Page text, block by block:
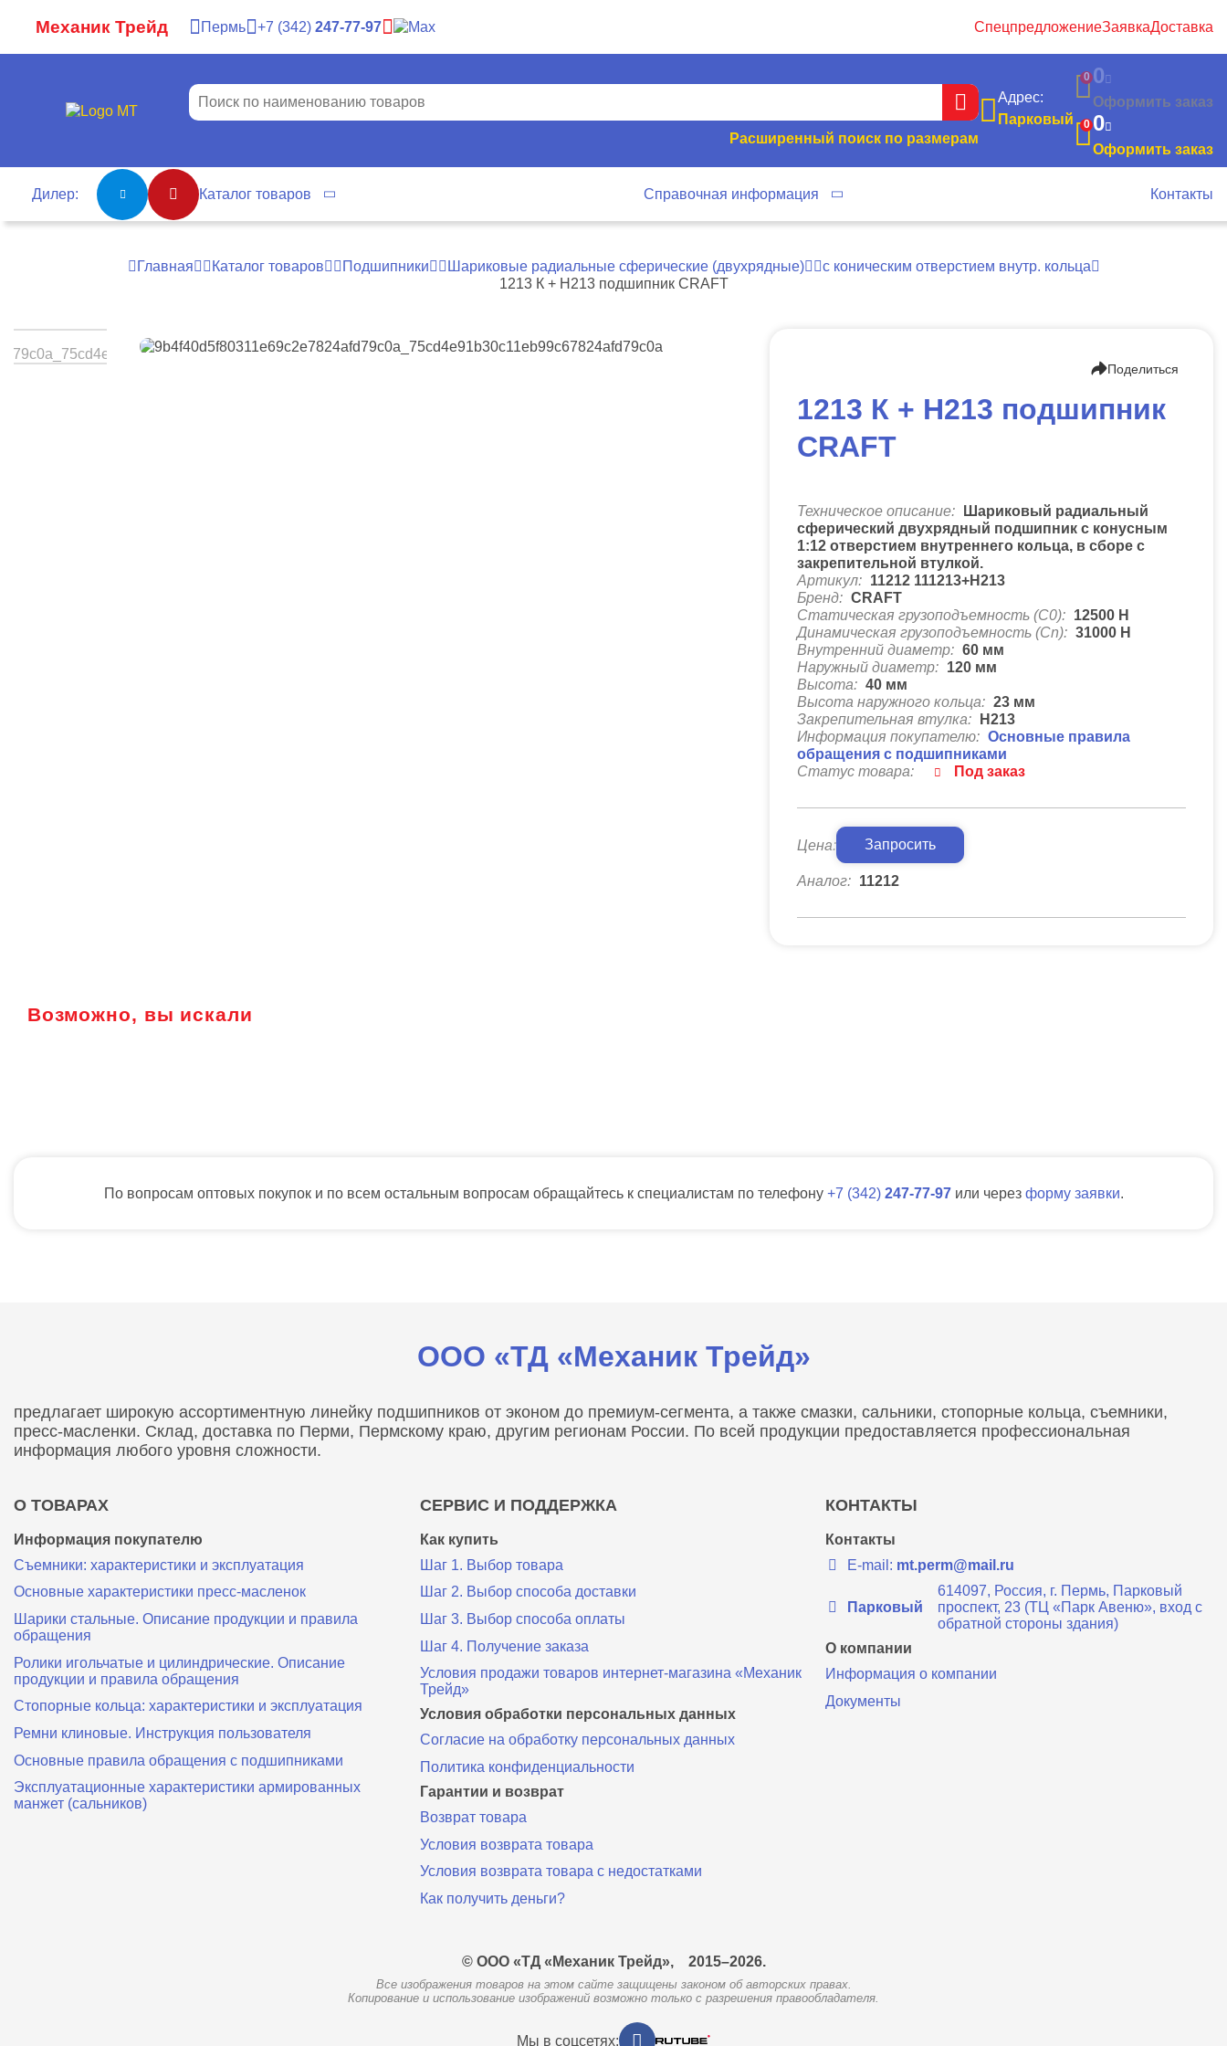
Механик Трейд Пермь 7 342 247-77-97 СпецпредложениеЗаявкаДоставка
Расширенный поиск по размерам
Адрес:
Парковый
0 0
Оформить заказ
0 0
Оформить заказ
Дилер: Каталог товаров Справочная информация Контакты
Главная Каталог товаров Подшипники Шариковые радиальные сферические (двухрядные)
с коническим отверстием внутр. кольца
1213 К + Н213 подшипник CRAFT
Поделиться
1213 К + Н213 подшипник
CRAFT
Техническое описание:
Шариковый радиальный
сферический двухрядный подшипник с конусным
1:12 отверстием внутреннего кольца, в сборе с
закрепительной втулкой.
Артикул: 11212 111213+H213
Бренд: CRAFT
Статическая грузоподъемность (C0): 12500 Н
Динамическая грузоподъемность (Cn): 31000 Н
Внутренний диаметр: 60 мм
Наружный диаметр: 120 мм
Высота: 40 мм
Высота наружного кольца: 23 мм
Закрепительная втулка:
H213
Информация покупателю: Основные правила
обращения с подшипниками
Статус товара:
Под заказ
Цена: Запросить
Аналог: 11212
Возможно, вы искали
По вопросам оптовых покупок и по всем остальным вопросам обращайтесь к специалистам по телефону 7 342 247-77-97 или через форму заявки.
ООО «ТД «Механик Трейд»
предлагает широкую ассортиментную линейку подшипников от эконом до премиум-сегмента, а также смазки, сальники, стопорные кольца, съемники,
пресс-масленки. Склад, доставка по Перми, Пермскому краю, другим регионам России. По всей продукции предоставляется профессиональная
информация любого уровня сложности.
О ТОВАРАХ
Информация покупателю
Съемники: характеристики и эксплуатация
Основные характеристики пресс‑масленок
Шарики стальные. Описание продукции и правила
обращения
Ролики игольчатые и цилиндрические. Описание
продукции и правила обращения
Стопорные кольца: характеристики и эксплуатация
Ремни клиновые. Инструкция пользователя
Основные правила обращения с подшипниками
Эксплуатационные характеристики армированных
манжет (сальников)
СЕРВИС И ПОДДЕРЖКА
Как купить
Шаг 1. Выбор товара
Шаг 2. Выбор способа доставки
Шаг 3. Выбор способа оплаты
Шаг 4. Получение заказа
Условия продажи товаров интернет-магазина «Механик
Трейд»
Условия обработки персональных данных
Согласие на обработку персональных данных
Политика конфиденциальности
Гарантии и возврат
Возврат товара
Условия возврата товара
Условия возврата товара с недостатками
Как получить деньги?
КОНТАКТЫ
Контакты
E-mail: mt.perm@mail.ru
Парковый
614097, Россия, г. Пермь, Парковый
проспект, 23 (ТЦ «Парк Авеню», вход с
обратной стороны здания)
О компании
Информация о компании
Документы
© ООО «ТД «Механик Трейд», 2015–2026.
Все изображения товаров на этом сайте защищены законом об авторских правах.
Копирование и использование изображений возможно только с разрешения правообладателя.
Мы в соцсетях: